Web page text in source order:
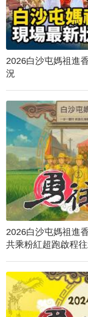
2026白沙屯媽祖進
況
2026白沙屯媽祖進
共乘粉紅超跑啟程